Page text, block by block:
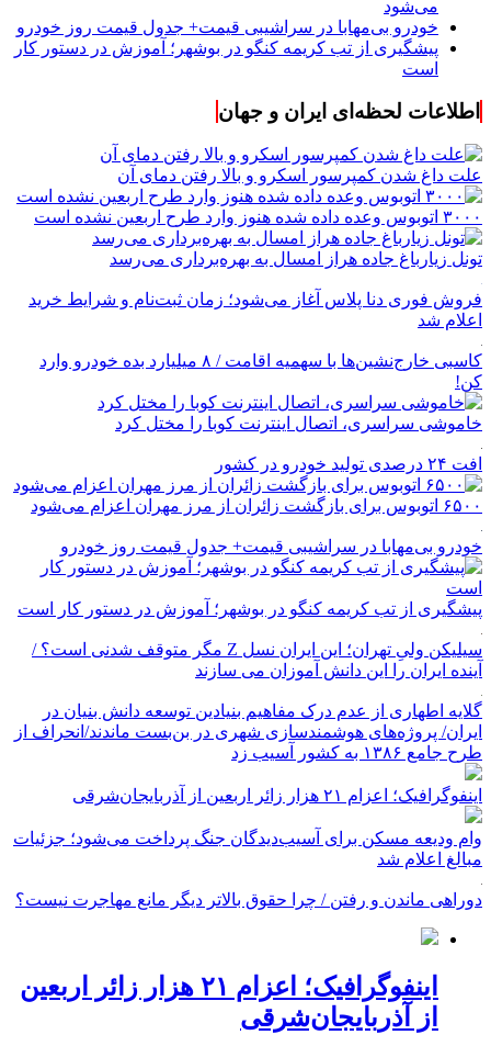
می‌شود
خودرو بی‌مهابا در سراشیبی قیمت+ جدول قیمت روز خودرو
پیشگیری از تب کریمه کنگو در بوشهر؛ آموزش در دستور کار
است
اطلاعات لحظه‌ای ایران و جهان
علت داغ شدن کمپرسور اسکرو و بالا رفتن دمای آن
۳۰۰۰ اتوبوس وعده داده شده هنوز وارد طرح اربعین نشده است
تونل زیارباغ جاده هراز امسال به بهره‌برداری می‌رسد
فروش فوری دنا پلاس آغاز می‌شود؛ زمان ثبت‌نام و شرایط خرید
اعلام شد
کاسبی خارج‌نشین‌ها با سهمیه اقامت / ۸ میلیارد بده خودرو وارد
کن!
خاموشی سراسری، اتصال اینترنت کوبا را مختل کرد
افت ۲۴ درصدی تولید خودرو در کشور
۶۵۰۰ اتوبوس برای بازگشت زائران از مرز مهران اعزام می‌شود
خودرو بی‌مهابا در سراشیبی قیمت+ جدول قیمت روز خودرو
پیشگیری از تب کریمه کنگو در بوشهر؛ آموزش در دستور کار است
سیلیکن ولیِ تهران؛ این ایران نسل Z مگر متوقف شدنی است؟ /
آینده ایران را این دانش آموزان می سازند
گلایه اطهاری از عدم درک مفاهیم بنیادین توسعه دانش بنیان در
ایران/ پروژه‌های هوشمندسازی شهری در بن‌بست ماندند/انحراف از
طرح جامع ۱۳۸۶ به کشور آسیب زد
اینفوگرافیک؛ اعزام ۲۱ هزار زائر اربعین از آذربایجان‌شرقی
وام ودیعه مسکن برای آسیب‌دیدگان جنگ پرداخت می‌شود؛ جزئیات
مبالغ اعلام شد
دوراهی ماندن و رفتن / چرا حقوق بالاتر دیگر مانع مهاجرت نیست؟
اینفوگرافیک؛ اعزام ۲۱ هزار زائر اربعین
از آذربایجان‌شرقی